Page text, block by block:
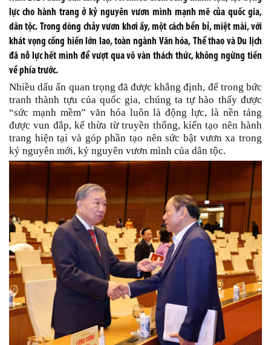
lực cho hành trang ở kỷ nguyên vươn mình mạnh mẽ của quốc gia,
dân tộc. Trong dòng chảy vươn khơi ấy, một cách bền bỉ, miệt mài, với
khát vọng cống hiến lớn lao, toàn ngành Văn hóa, Thể thao và Du lịch
đã nỗ lực hết mình để vượt qua vô vàn thách thức, không ngừng tiến
về phía trước.
Nhiều dấu ấn quan trọng đã được khẳng định, để trong bức
tranh thành tựu của quốc gia, chúng ta tự hào thấy được
“sức mạnh mềm” văn hóa luôn là động lực, là nền tảng
được vun đắp, kế thừa từ truyền thống, kiến tạo nên hành
trang hiện tại và góp phần tạo nên sức bật vươn xa trong
kỷ nguyên mới, kỷ nguyên vươn mình của dân tộc.